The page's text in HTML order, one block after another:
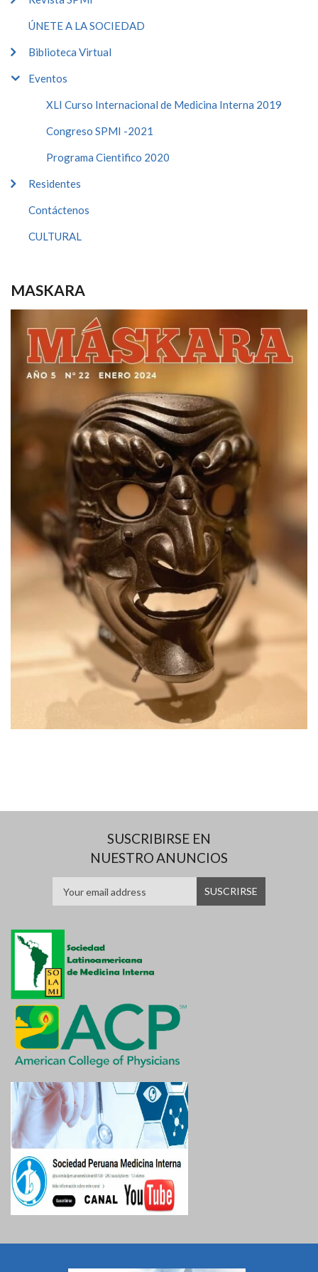
ÚNETE A LA SOCIEDAD
Biblioteca Virtual
Eventos
XLI Curso Internacional de Medicina Interna 2019
Congreso SPMI -2021
Programa Cientifico 2020
Residentes
Contáctenos
CULTURAL
MASKARA
SUSCRIBIRSE EN
NUESTRO ANUNCIOS